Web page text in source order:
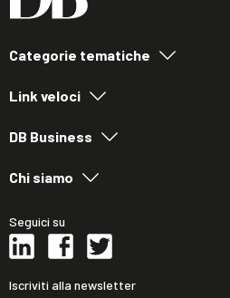
Categorie tematiche
Link veloci
DB Business
Chi siamo
Seguici su
Iscriviti alla newsletter